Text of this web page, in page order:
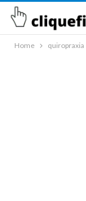
Home quiropraxia